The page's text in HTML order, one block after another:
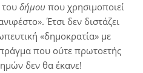
του δήμου που χρησιμοποιεί
Έτσι δεν διστάζει
«δημοκρατία» με
που ούτε πρωτοετής
δεν θα έκανε!